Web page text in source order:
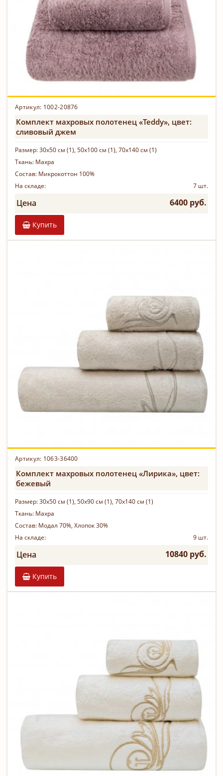
Артикул: 1002-20876
Комплект махровых полотенец «Teddy», цвет:
сливовый джем
Размер:30х50 см (1), 50х100 см (1), 70х140 см (1)
Ткань: Махра
Состав: Микрокоттон 100%
На складе:
7 шт.
Цена 6400 руб.
Купить
Артикул: 1063-36400
Комплект махровых полотенец «Лирика», цвет:
бежевый
Размер:30х50 см (1), 50х90 см (1), 70х140 см (1)
Ткань: Махра
Состав: Модал 70%, Хлопок 30%
На складе:
9 шт.
Цена 10840 руб.
Купить